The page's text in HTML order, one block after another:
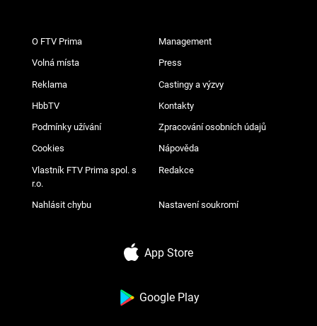
O FTV Prima Management
Volná místa Press
Reklama Castingy a výzvy
HbbTV Kontakty
Podmínky užívání Zpracování osobních údajů
Cookies Nápověda
Vlastník FTV Prima spol. s
r.o.
Redakce
Nahlásit chybu Nastavení soukromí
App Store
Google Play